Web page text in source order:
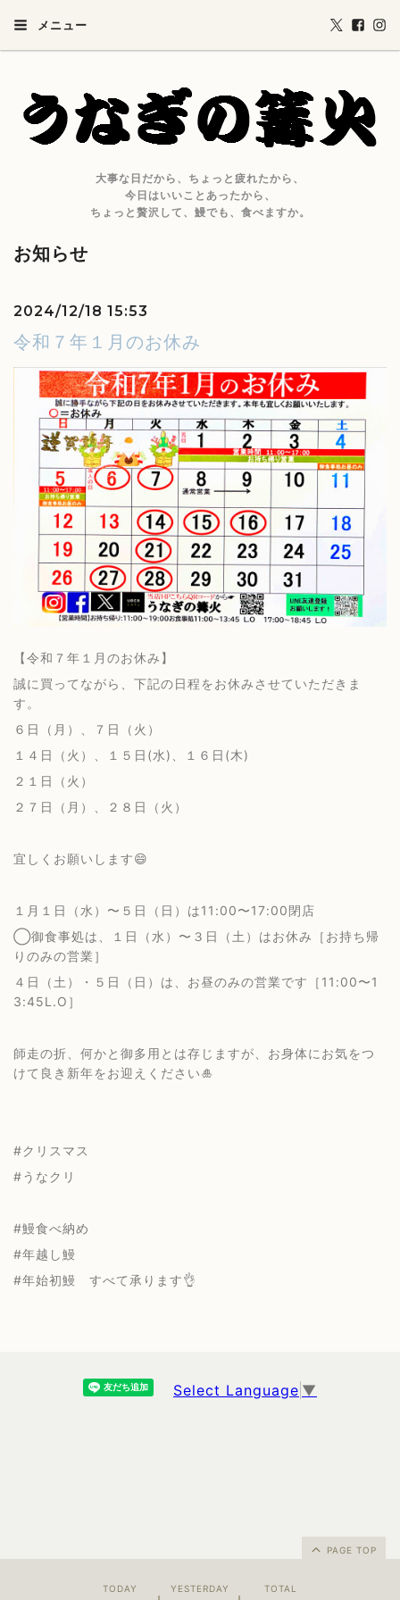
メニュー
大事な日だから、ちょっと疲れたから、
今日はいいことあったから、
ちょっと贅沢して、鰻でも、食べますか。
お知らせ
2024/12/18 15:53
令和７年１月のお休み
【令和７年１月のお休み】
誠に買ってながら、下記の日程をお休みさせていただきま
す。
６日（月）、７日（火）
１４日（火）、１５日(水)、１６日(木)
２１日（火）
２７日（月）、２８日（火）
宜しくお願いします😄
１月１日（水）〜５日（日）は11:00〜17:00閉店
◯御食事処は、１日（水）〜３日（土）はお休み［お持ち帰
りのみの営業］
４日（土）・５日（日）は、お昼のみの営業です［11:00〜1
3:45L.O］
師走の折、何かと御多用とは存じますが、お身体にお気をつ
けて良き新年をお迎えください🎍
#クリスマス
#うなクリ
#鰻食べ納め
#年越し鰻
#年始初鰻 すべて承ります👌
Select Language ▼
PAGE TOP
TODAY YESTERDAY TOTAL